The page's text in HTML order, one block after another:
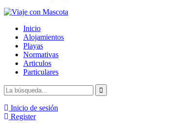
Inicio
Alojamientos
Playas
Normativas
Articulos
Particulares
Inicio de sesión
Register